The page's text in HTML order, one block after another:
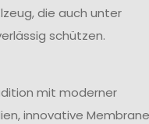
die auch unter
schützen.
mit moderner
innovative